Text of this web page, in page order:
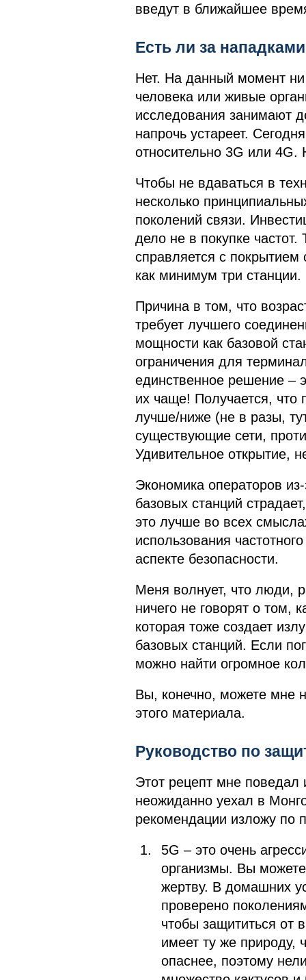
введут в ближайшее
Есть ли за
Нет. На данный момент
человека или живые
исследования занимают
напрочь устареет.
относительно 3G или 4G.
Чтобы не вдаваться в
несколько
поколений связи.
дело не в покупке
справляется с
как минимум три станции.
Причина в том, что
требует лучшего
мощности как базовой
ограничения для
единственное решение –
их чаще! Получается, что
лучше/ниже (не в разы,
существующие сети,
Удивительное открытие,
Экономика операторов
базовых станций
это лучше во всех
использования
аспекте безопасности.
Меня волнует, что люди,
ничего не говорят о том,
которая тоже создает
базовых станций. Если
можно найти огромное
Вы, конечно, можете мне
этого материала.
Руководство по
Этот рецепт мне
неожиданно уехал в
рекомендации изложу по
5G – это очень
организмы. Вы можете
жертву. В домашних
проверено
чтобы защититься от
имеет ту же природу,
опаснее, поэтому